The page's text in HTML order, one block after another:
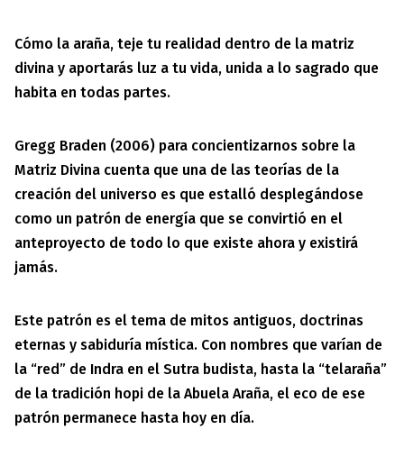
Cómo la araña, teje tu realidad dentro de la matriz
divina y aportarás luz a tu vida, unida a lo sagrado que
habita en todas partes.
Gregg Braden (2006) para concientizarnos sobre la
Matriz Divina cuenta que una de las teorías de la
creación del universo es que estalló desplegándose
como un patrón de energía que se convirtió en el
anteproyecto de todo lo que existe ahora y existirá
jamás.
Este patrón es el tema de mitos antiguos, doctrinas
eternas y sabiduría mística. Con nombres que varían de
la “red” de Indra en el Sutra budista, hasta la “telaraña”
de la tradición hopi de la Abuela Araña, el eco de ese
patrón permanece hasta hoy en día.